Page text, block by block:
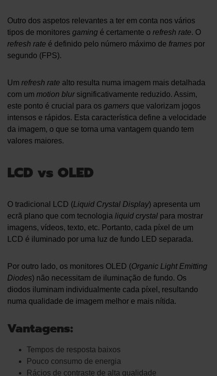
Outro dos aspetos relevantes a ter em conta nos vários
tipos de monitores gaming é certamente o refresh rate. O
refresh rate é definido pelo número máximo de frames por
segundo (FPS).
Um refresh rate alto resulta numa imagem mais detalhada
com um motion blursignificativamente reduzido. Assim,
este ponto é crucial para os gamers que valorizam jogos
intensos e rápidos. Esta característica define a velocidade
da imagem, o que se torna uma vantagem quando tem
valores maiores.
LCD vs OLED
O tradicional LCD (Liquid Crystal Display) apresenta um
ecrã plano que com tecnologia liquid crystal para mostrar
imagens, vídeos, texto, etc. Portanto, cada píxel de um
LCD é iluminado por uma luz de fundo LED separada.
Por outro lado, os monitores OLED (Organic Light Emitting
Diodes) não necessitam de iluminação de fundo. Os
diodos iluminam individualmente cada píxel, resultando
numa qualidade de imagem melhor e mais nítida.
Vantagens:
Tempos de resposta baixos
Pouco consumo de energia
Rácios de contraste de alta qualidade